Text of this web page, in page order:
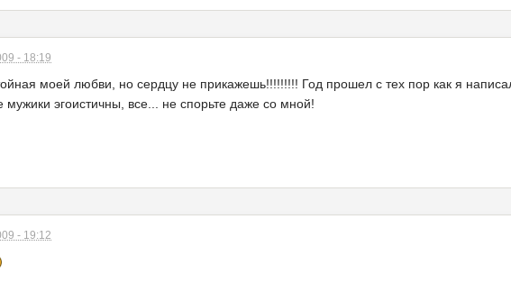
- 18:19
моей любви, но сердцу не прикажешь!!!!!!!!! Год прошел с тех пор как я
эгоистичны, все... не спорьте даже со мной!
- 19:12